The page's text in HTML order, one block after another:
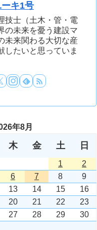
キ1号
技士（土木・管・電
の未来を憂う建設マ
未来関わる大切な産
したいと思っていま
年8月
木 金 土 日
1
2
6 7 8
9
13 14 15
16
20 21 22
23
27 28 29
30